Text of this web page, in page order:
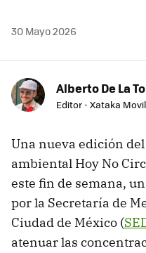
30 Mayo 2026
Alberto De La
Editor - Xataka
Una nueva edición
ambiental Hoy No
este fin de semana,
por la Secretaría de
Ciudad de México (
atenuar las